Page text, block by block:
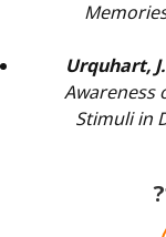
Urquhart, J.
Awareness
Stimuli in